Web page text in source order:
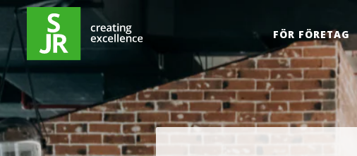
Hoppa till innehåll
FÖR FÖRETAG